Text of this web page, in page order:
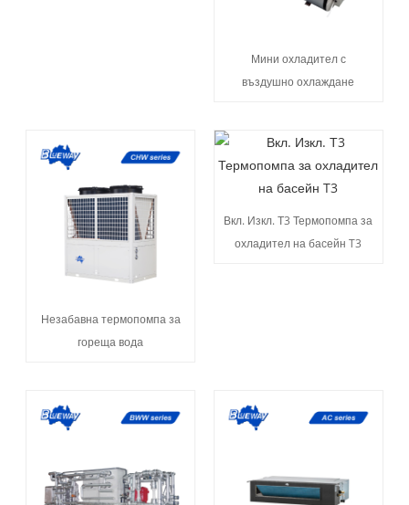
Мини охладител с
въздушно охлаждане
Незабавна термопомпа за
гореща вода
Вкл. Изкл. Т3 Термопомпа за
охладител на басейн T3